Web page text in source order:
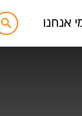
אנחנו